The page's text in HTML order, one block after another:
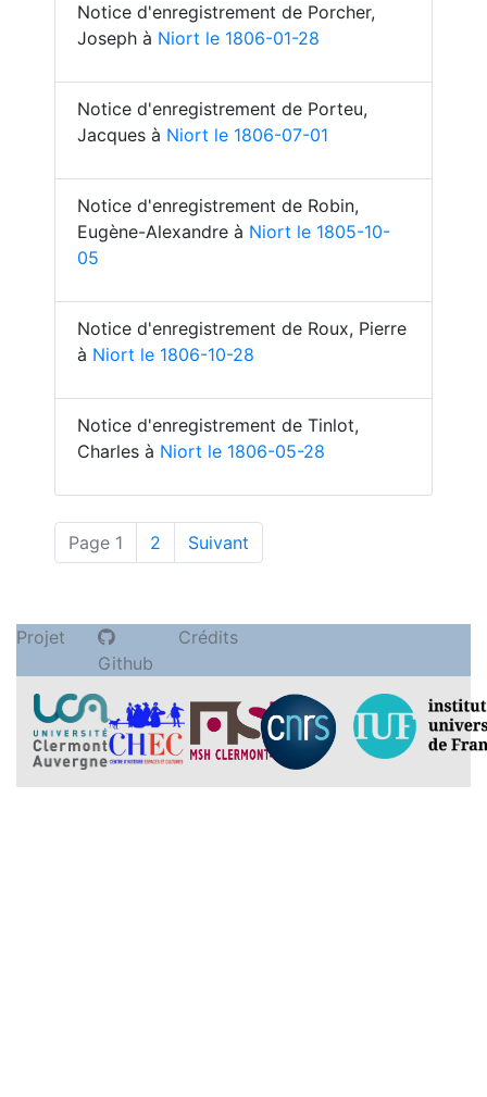
Notice d'enregistrement de Porcher,
Joseph à Niort le 1806-01-28
Notice d'enregistrement de Porteu,
Jacques à Niort le 1806-07-01
Notice d'enregistrement de Robin,
Eugène-Alexandre à Niort le 1805-10-
05
Notice d'enregistrement de Roux, Pierre
à Niort le 1806-10-28
Notice d'enregistrement de Tinlot,
Charles à Niort le 1806-05-28
Page 1 (actuelle)
2 Suivant
Projet
Github
Crédits